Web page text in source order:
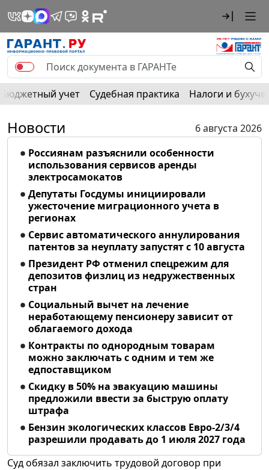
Бюджетный учет Судебная практика Налоги и
Новости
6 августа 2026
Россиянам разъяснили особенности
использования сервисов аренды
электросамокатов
Депутаты Госдумы инициировали
ужесточение миграционного учета в
регионах
Сервис автоматического аннулирования
патентов за неуплату запустят с 10 августа
Президент РФ отменил спецрежим для
депозитов физлиц из недружественных
стран
Социальный вычет на лечение
неработающему пенсионеру зависит от
облагаемого дохода
Контракты по однородным товарам
можно заключать с одним и тем же
едпоставщиком
Скидку в 50% на эвакуацию машины
предложили ввести за быструю оплату
штрафа
Бензин экологических классов Евро-2/3/4
разрешили продавать до 1 июля 2027 года
Суд обязал заключить трудовой договор при